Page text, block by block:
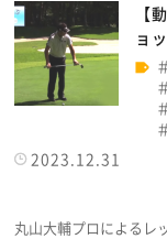
【
ョ
2023.12.31
丸山大輔プロによるレ